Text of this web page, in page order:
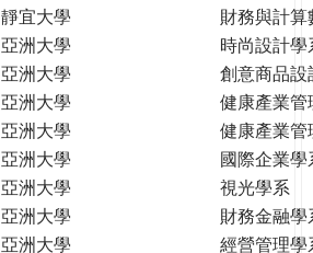
靜宜大學
財務與計
亞洲大學
時尚設計
亞洲大學
創意商品設
亞洲大學
健康產業管
亞洲大學
健康產業管
亞洲大學
國際企業
亞洲大學
視光學系
亞洲大學
財務金融
亞洲大學 經營管理學